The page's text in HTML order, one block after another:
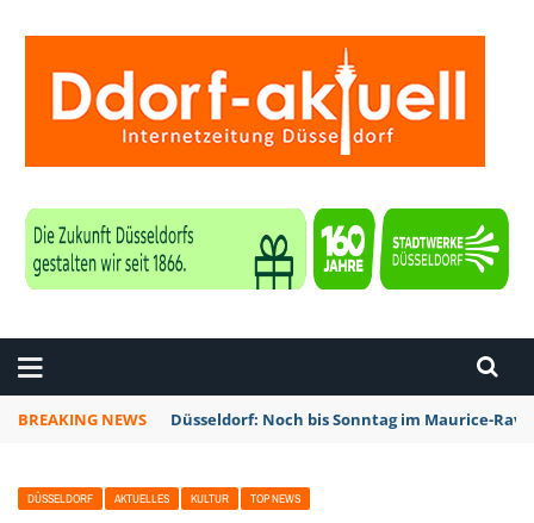
BREAKING NEWS Düsseldorf: Noch bis Sonntag im Maurice-
DÜSSELDORF AKTUELLES KULTUR TOP NEWS